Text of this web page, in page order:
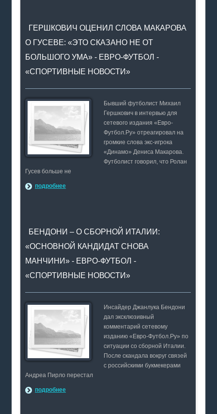
ГЕРШКОВИЧ ОЦЕНИЛ СЛОВА МАКАРОВА
О ГУСЕВЕ: «ЭТО СКАЗАНО НЕ ОТ
БОЛЬШОГО УМА» - ЕВРО-ФУТБОЛ -
«СПОРТИВНЫЕ НОВОСТИ»
Бывший футболист Михаил
Гершкович в интервью для
сетевого издания «Евро-
Футбол.Ру» отреагировал на
громкие слова экс-игрока
«Динамо» Дениса Макарова.
Футболист говорил, что Ролан
Гусев больше не
подробнее
БЕНДОНИ – О СБОРНОЙ ИТАЛИИ:
«ОСНОВНОЙ КАНДИДАТ СНОВА
МАНЧИНИ» - ЕВРО-ФУТБОЛ -
«СПОРТИВНЫЕ НОВОСТИ»
Инсайдер Джанлука Бендони
дал эксклюзивный
комментарий сетевому
изданию «Евро-Футбол.Ру» по
ситуации со сборной Италии.
После скандала вокруг связей
с российскими букмекерами
Андреа Пирло перестал
подробнее